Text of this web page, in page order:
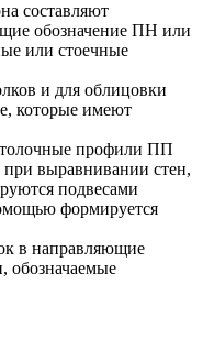
составляют
обозначение ПН или
или стоечные
и для облицовки
которые имеют
профили ПП
выравнивании стен,
подвесами
формируется
в направляющие
обозначаемые